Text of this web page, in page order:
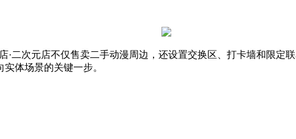
·二次元店不仅售卖二手动漫周边，还设置交换区、打卡墙和限定
体场景的关键一步。